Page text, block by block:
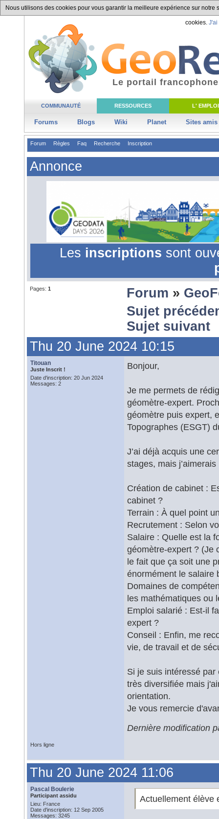
Nous utilisons des cookies pour vous garantir la meilleure expérience sur
cookies. J'ai
COMMUNAUTÉ RESSOURCES L' EMPLOI
Forums Blogs Wiki Planet Sites amis
Le portail
Forum Règles Faq Recherche Inscription
Annonce
Les inscriptions sont
Pages: 1 Forum »
Sujet
Sujet suivant
Thu 20 June 2024 10:15
Titouan
Juste Inscrit !
Date d'inscription: 20 Jun 2024
Messages: 2
Bonjour,
Je me permets de
géomètre-expert.
géomètre puis expert,
Topographes (ESGT)
J’ai déjà acquis une
stages, mais
Création de cabinet :
cabinet ?
Terrain : À quel point
Recrutement : Selon
Salaire : Quelle est la
géomètre-expert ? (Je
le fait que ça soit une
énormément le salaire
Domaines de
les mathématiques ou
Emploi salarié : Est-il
expert ?
Conseil : Enfin, me
vie, de travail et de
Si je suis intéressé
très diversifiée mais
orientation.
Je vous remercie
Dernière modification
Hors ligne
Thu 20 June 2024 11:06
Pascal Boulerie
Participant assidu
Lieu: France
Date d'inscription: 12 Sep 2005
Messages: 3245
Actuellement élève